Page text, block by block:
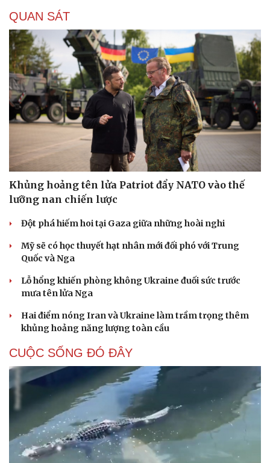
QUAN SÁT
Khủng hoảng tên lửa Patriot đẩy NATO vào thế
lưỡng nan chiến lược
Đột phá hiếm hoi tại Gaza giữa những hoài nghi
Mỹ sẽ có học thuyết hạt nhân mới đối phó với Trung
Quốc và Nga
Lỗ hổng khiến phòng không Ukraine đuối sức trước
mưa tên lửa Nga
Hai điểm nóng Iran và Ukraine làm trầm trọng thêm
khủng hoảng năng lượng toàn cầu
CUỘC SỐNG ĐÓ ĐÂY